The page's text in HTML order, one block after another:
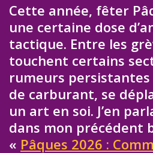
Cette année, fêter
une certaine dose
tactique. Entre les
touchent certains
rumeurs
de carburant, se
un art en soi. J’en
dans mon précédent
« Pâques 2026 :